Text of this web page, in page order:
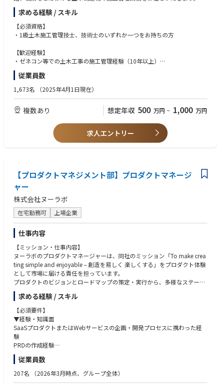
工程管理、原価管理、安全管理、品質管理、環境管理、協力会社への指
示、近隣対応等 など
＜海外＞
いてプロジェクトマネージメントを担当いただきます。
建設コンサルタントや設計事務所、官公庁の担当者、また現地のサブコン
※同社では海外工事に注力しておりますので、海外の大型プロジェクトに
携われる環境を用意しております。
求める経験 / スキル
【必須資格】
・1級土木施工管理技士、技術士のいずれか一つをお持ちの方
【歓迎経験】
・ゼネコン等での土木工事の施工管理経験（10年以上）
・陸上工事の経験（5年以上）：橋梁下部/道路/トンネル/河川治水/上下水
道工事など
従業員数
1,673名 （2025年4月1日現在）
複数あり 想定年収 500 万円 ~ 1,000 万円
求人エントリー
【プロダクトマネジメント部】プロダクトマネージ
ャー
株式会社ヌーラボ
在宅勤務可 上場企業
仕事内容
【ミッション・仕事内容】
ヌーラボのプロダクトマネージャーは、同社のミッション「To make crea
ting simple and enjoyable – 創造を易しく 楽しくする」をプロダクト体験
として市場に届ける責任を担っています。
プロダクトのビジョンとロードマップの策定・実行から、多様なステーク
ホルダーのハブとなり、リリース後の市場浸透施策まで、PdMとPMMの両
面を横断的に担当します。
【具体的な挑戦課題】
プロダクト戦略・ビジョン・ロードマップの策定と優先順位付け
データ構造や制約を理解した上での、PRD（プロダクト要件定義書）への
落とし込み
開発・デザイン・CS・マーケティングなど、多様なチームとの共創・合意
形成
求める経験 / スキル
【必須要件】
▼経験・知識面
SaaSプロダクトまたはWebサービスの企画・開発プロセスに携わった経
験
PRDの作成経験
エンジニアやデザイナーとの協業経験
アジャイル開発（Scrum / Kanbanなど）の手法を用いたPM経験
定量・定性データ分析の基礎知識およびBIツールの利用経験
従業員数
207名 （2026年3月時点、グループ全体）